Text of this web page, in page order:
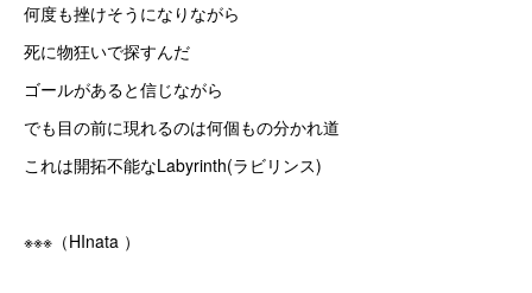
何度も挫けそうになりながら
死に物狂いで探すんだ
ゴールがあると信じながら
でも目の前に現れるのは何個もの分かれ道
これは開拓不能なLabyrinth(ラビリンス)
※※※（HInata ）